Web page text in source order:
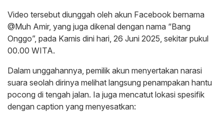
Video tersebut diunggah oleh akun Facebook bernama
@Muh Amir, yang juga dikenal dengan nama “Bang
Onggo”, pada Kamis dini hari, 26 Juni 2025, sekitar pukul
00.00 WITA.
Dalam unggahannya, pemilik akun menyertakan narasi
suara seolah dirinya melihat langsung penampakan hantu
pocong di tengah jalan. Ia juga mencatut lokasi spesifik
dengan caption yang menyesatkan: